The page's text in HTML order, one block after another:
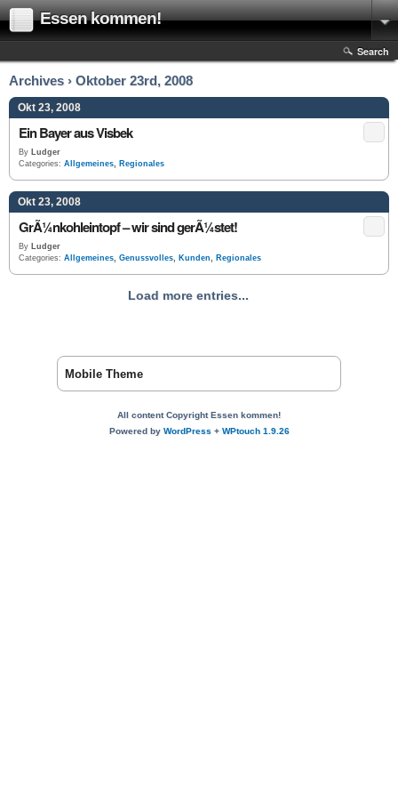
Essen kommen!
Search
Archives › Oktober 23rd, 2008
Okt 23, 2008
Ein Bayer aus Visbek
By Ludger
Categories: Allgemeines, Regionales
Okt 23, 2008
GrÃ¼nkohleintopf – wir sind gerÃ¼stet!
By Ludger
Categories: Allgemeines, Genussvolles, Kunden, Regionales
Load more entries...
Mobile Theme
All content Copyright Essen kommen!
Powered by WordPress+ WPtouch 1.9.26